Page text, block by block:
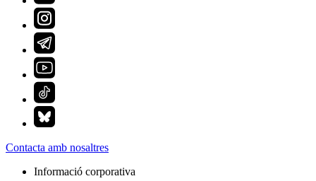
Contacta amb nosaltres
Informació corporativa